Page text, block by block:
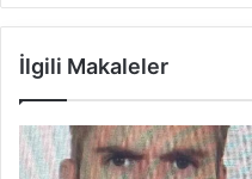
İlgili Makaleler